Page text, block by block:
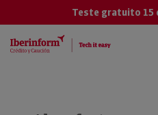
Teste gratuito 15